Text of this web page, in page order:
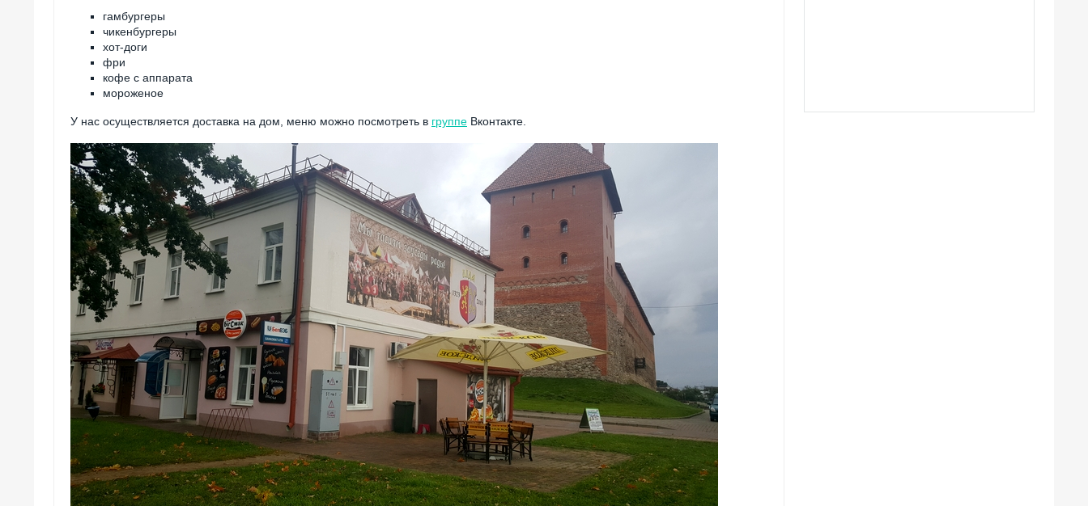
гамбургеры
чикенбургеры
хот-доги
фри
кофе с аппарата
мороженое
У нас осуществляется доставка на дом, меню можно посмотреть в группе Вконтакте.